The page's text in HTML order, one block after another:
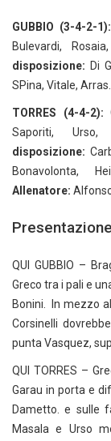
GUBBIO (3-4-2-1):
Bulevardi,
disposizione: Di
SPina, Vitale, Arras.
TORRES (4-4-2):
Saporiti,
disposizione:
Bonavolonta,
Allenatore:
QUI GUBBIO –
Greco tra i pali e
Bonini. In mezzo
Corsinelli
punta Vasquez,
QUI TORRES –
Garau in porta e
Dametto. e sulle
Masala e Urso